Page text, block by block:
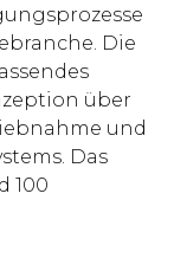
Die
über
und
Das
100